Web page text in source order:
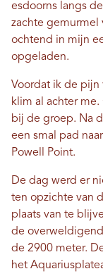
esdoorns langs
zachte gemurmel
ochtend in mijn
opgeladen.
Voordat ik de pijn
klim al achter
bij de groep. Na
een smal pad
Powell Point.
De dag werd er
ten opzichte van
plaats van te
de
de 2900 meter.
het